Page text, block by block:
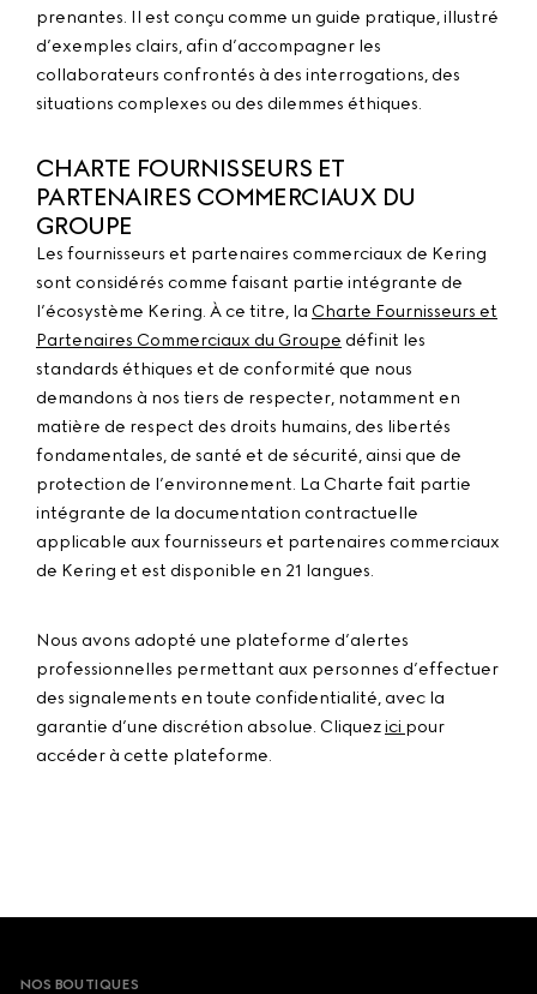
prenantes. Il est conçu comme un guide pratique, illustré
d’exemples clairs, afin d’accompagner les
collaborateurs confrontés à des interrogations, des
situations complexes ou des dilemmes éthiques.
CHARTE FOURNISSEURS ET
PARTENAIRES COMMERCIAUX DU
GROUPE
Les fournisseurs et partenaires commerciaux de Kering
sont considérés comme faisant partie intégrante de
l’écosystème Kering. À ce titre, la Charte Fournisseurs et
Partenaires Commerciaux du Groupe définit les
standards éthiques et de conformité que nous
demandons à nos tiers de respecter, notamment en
matière de respect des droits humains, des libertés
fondamentales, de santé et de sécurité, ainsi que de
protection de l’environnement. La Charte fait partie
intégrante de la documentation contractuelle
applicable aux fournisseurs et partenaires commerciaux
de Kering et est disponible en 21 langues.
Nous avons adopté une plateforme d’alertes
professionnelles permettant aux personnes d’effectuer
des signalements en toute confidentialité, avec la
garantie d’une discrétion absolue. Cliquezici pour
accéder à cette plateforme.
Footer
NOS BOUTIQUES